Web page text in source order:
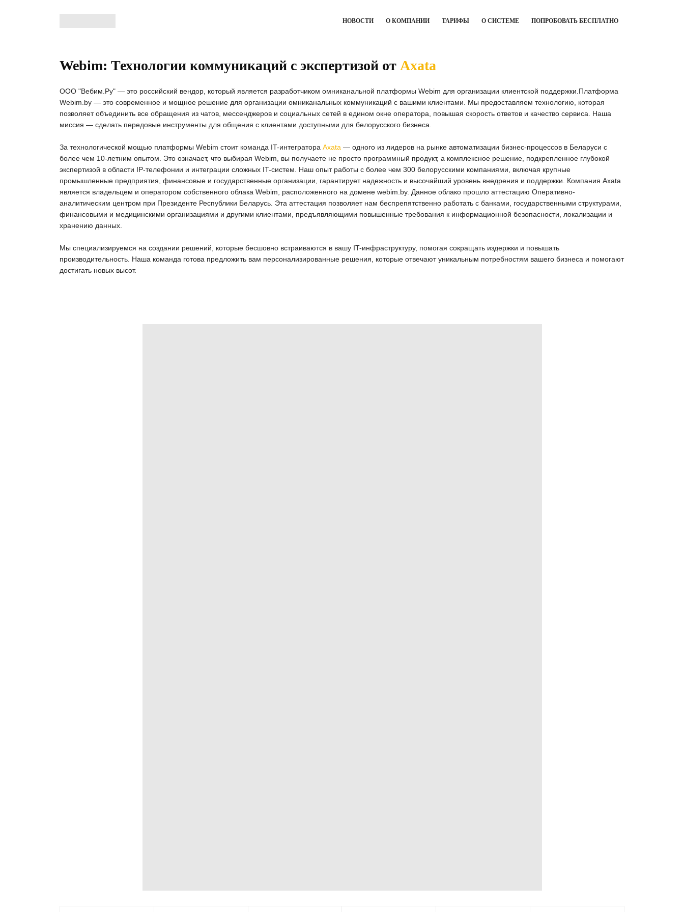
НОВОСТИ О КОМПАНИИ ТАРИФЫ О СИСТЕМЕ ПОПРОБОВАТЬ БЕСПЛАТНО
Webim: Технологии коммуникаций с экспертизой от Axata
ООО "Вебим.Ру" — это российский вендор, который является разработчиком омниканальной платформы Webim для организации клиентской поддержки.Платформа
Webim.by — это современное и мощное решение для организации омниканальных коммуникаций с вашими клиентами. Мы предоставляем технологию, которая
позволяет объединить все обращения из чатов, мессенджеров и социальных сетей в едином окне оператора, повышая скорость ответов и качество сервиса. Наша
миссия — сделать передовые инструменты для общения с клиентами доступными для белорусского бизнеса.
За технологической мощью платформы Webim стоит команда IT-интегратора Axata — одного из лидеров на рынке автоматизации бизнес-процессов в Беларуси с
более чем 10-летним опытом. Это означает, что выбирая Webim, вы получаете не просто программный продукт, а комплексное решение, подкрепленное глубокой
экспертизой в области IP-телефонии и интеграции сложных IT-систем. Наш опыт работы с более чем 300 белорусскими компаниями, включая крупные
промышленные предприятия, финансовые и государственные организации, гарантирует надежность и высочайший уровень внедрения и поддержки. Компания Axata
является владельцем и оператором собственного облака Webim, расположенного на домене webim.by. Данное облако прошло аттестацию Оперативно-
аналитическим центром при Президенте Республики Беларусь. Эта аттестация позволяет нам беспрепятственно работать с банками, государственными структурами,
финансовыми и медицинскими организациями и другими клиентами, предъявляющими повышенные требования к информационной безопасности, локализации и
хранению данных.
Мы специализируемся на создании решений, которые бесшовно встраиваются в вашу IT-инфраструктуру, помогая сокращать издержки и повышать
производительность. Наша команда готова предложить вам персонализированные решения, которые отвечают уникальным потребностям вашего бизнеса и помогают
достигать новых высот.